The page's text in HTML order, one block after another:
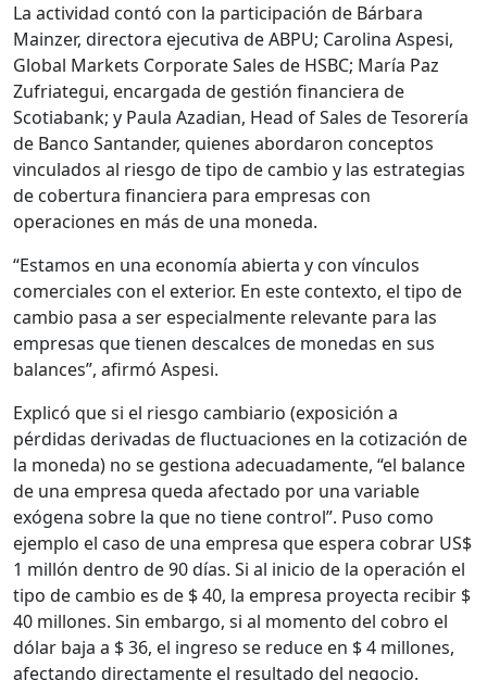
La actividad contó con la participación de Bárbara
Mainzer, directora ejecutiva de ABPU; Carolina Aspesi,
Global Markets Corporate Sales de HSBC; María Paz
Zufriategui, encargada de gestión financiera de
Scotiabank; y Paula Azadian, Head of Sales de Tesorería
de Banco Santander, quienes abordaron conceptos
vinculados al riesgo de tipo de cambio y las estrategias
de cobertura financiera para empresas con
operaciones en más de una moneda.
“Estamos en una economía abierta y con vínculos
comerciales con el exterior. En este contexto, el tipo de
cambio pasa a ser especialmente relevante para las
empresas que tienen descalces de monedas en sus
balances”, afirmó Aspesi.
Explicó que si el riesgo cambiario (exposición a
pérdidas derivadas de fluctuaciones en la cotización de
la moneda) no se gestiona adecuadamente, “el balance
de una empresa queda afectado por una variable
exógena sobre la que no tiene control”. Puso como
ejemplo el caso de una empresa que espera cobrar US$
1 millón dentro de 90 días. Si al inicio de la operación el
tipo de cambio es de $ 40, la empresa proyecta recibir $
40 millones. Sin embargo, si al momento del cobro el
dólar baja a $ 36, el ingreso se reduce en $ 4 millones,
afectando directamente el resultado del negocio.